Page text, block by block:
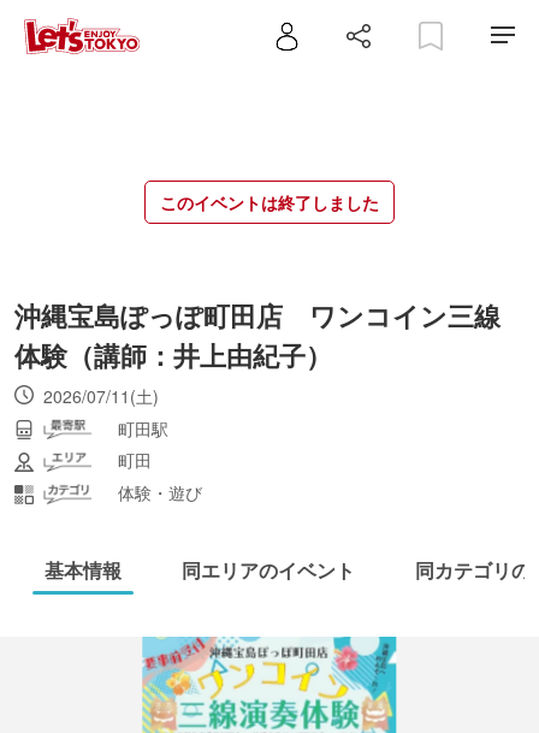
このイベントは終了しました
沖縄宝島ぽっぽ町田店 ワンコイン三線
体験（講師：井上由紀子）
2026/07/11(土)
町田駅
町田
体験・遊び
基本情報 同エリアのイベント 同カテゴリの